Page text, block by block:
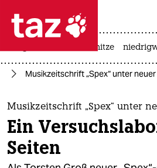
 taz zahl ich
taz zahl ich
themen
politik
öko
hitze
Musikzeitschrift „Spex“ unter
Musikzeitschrift „Spex“ unter
Ein
Seiten